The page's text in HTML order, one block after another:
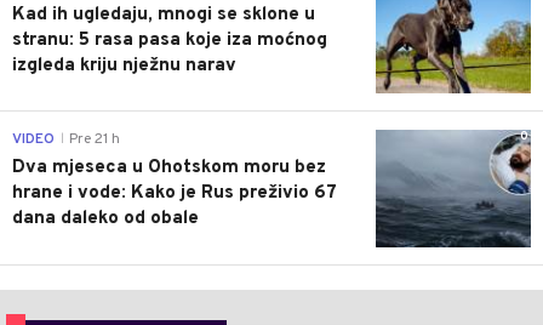
Kad ih ugledaju, mnogi se sklone u
stranu: 5 rasa pasa koje iza moćnog
izgleda kriju nježnu narav
0
VIDEO Pre 21 h
Dva mjeseca u Ohotskom moru bez
hrane i vode: Kako je Rus preživio 67
dana daleko od obale